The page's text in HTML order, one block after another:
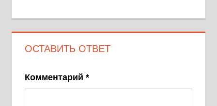
ОСТАВИТЬ ОТВЕТ
Комментарий *